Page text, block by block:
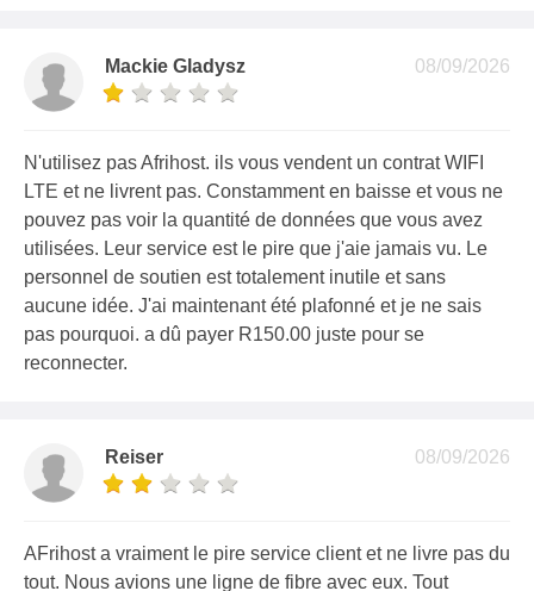
08/09/2026
Mackie Gladysz
N'utilisez pas Afrihost. ils vous vendent un contrat WIFI
LTE et ne livrent pas. Constamment en baisse et vous ne
pouvez pas voir la quantité de données que vous avez
utilisées. Leur service est le pire que j'aie jamais vu. Le
personnel de soutien est totalement inutile et sans
aucune idée. J'ai maintenant été plafonné et je ne sais
pas pourquoi. a dû payer R150.00 juste pour se
reconnecter.
08/09/2026
Reiser
AFrihost a vraiment le pire service client et ne livre pas du
tout. Nous avions une ligne de fibre avec eux. Tout